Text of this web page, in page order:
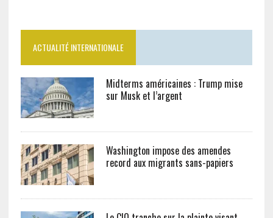
ACTUALITÉ INTERNATIONALE
Midterms américaines : Trump mise
sur Musk et l’argent
Washington impose des amendes
record aux migrants sans-papiers